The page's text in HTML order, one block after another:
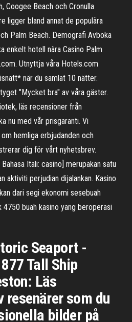
Coogee Beach och Cronulla
ligger bland annat de populära
Palm Beach. Demografi Avboka
enkelt hotell nära Casino Palm
Utnyttja våra Hotels.com
när du samlat 10 nätter.
"Mycket bra" av våra gäster.
läs recensioner från
nu med vår prisgaranti. Vi
hemliga erbjudanden och
dig för vårt nyhetsbrev.
Itali: casino] merupakan satu
aktiviti perjudian dijalankan. Kasino
dari segi ekonomi sesebuah
4750 buah kasino yang beroperasi
Seaport -
Tall Ship
Läs
resenärer som du
bilder på